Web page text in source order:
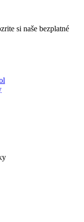
si naše bezplatné